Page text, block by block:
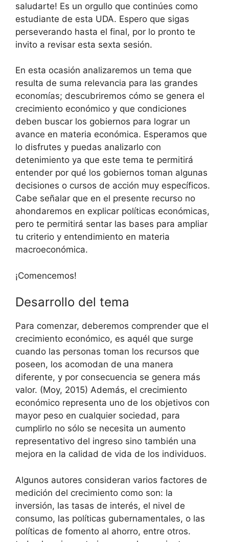
saludarte! Es un orgullo que continúes como
estudiante de esta UDA. Espero que sigas
perseverando hasta el final, por lo pronto te
invito a revisar esta sexta sesión.
En esta ocasión analizaremos un tema que
resulta de suma relevancia para las grandes
economías; descubriremos cómo se genera el
crecimiento económico y que condiciones
deben buscar los gobiernos para lograr un
avance en materia económica. Esperamos que
lo disfrutes y puedas analizarlo con
detenimiento ya que este tema te permitirá
entender por qué los gobiernos toman algunas
decisiones o cursos de acción muy específicos.
Cabe señalar que en el presente recurso no
ahondaremos en explicar políticas económicas,
pero te permitirá sentar las bases para ampliar
tu criterio y entendimiento en materia
macroeconómica.
¡Comencemos!
Desarrollo del tema
Para comenzar, deberemos comprender que el
crecimiento económico, es aquél que surge
cuando las personas toman los recursos que
poseen, los acomodan de una manera
diferente, y por consecuencia se genera más
valor. (Moy, 2015) Además, el crecimiento
económico representa uno de los objetivos con
mayor peso en cualquier sociedad, para
cumplirlo no sólo se necesita un aumento
representativo del ingreso sino también una
mejora en la calidad de vida de los individuos.
Algunos autores consideran varios factores de
medición del crecimiento como son: la
inversión, las tasas de interés, el nivel de
consumo, las políticas gubernamentales, o las
políticas de fomento al ahorro, entre otros.